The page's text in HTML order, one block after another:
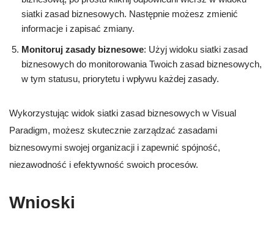
siatki zasad biznesowych. Następnie możesz zmienić
informacje i zapisać zmiany.
Monitoruj zasady biznesowe: Użyj widoku siatki zasad
biznesowych do monitorowania Twoich zasad biznesowych,
w tym statusu, priorytetu i wpływu każdej zasady.
Wykorzystując widok siatki zasad biznesowych w Visual
Paradigm, możesz skutecznie zarządzać zasadami
biznesowymi swojej organizacji i zapewnić spójność,
niezawodność i efektywność swoich procesów.
Wnioski